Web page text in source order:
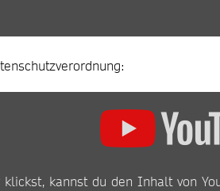
klickst, kannst du den Inhalt von